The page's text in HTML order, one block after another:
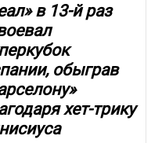
в 13-й раз
обыграв
хет-трику